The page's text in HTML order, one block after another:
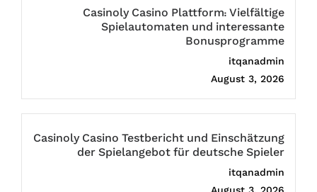
Casinoly Casino Plattform: Vielfältige
Spielautomaten und interessante
Bonusprogramme
itqanadmin
August 3, 2026
Casinoly Casino Testbericht und Einschätzung
der Spielangebot für deutsche Spieler
itqanadmin
August 3, 2026